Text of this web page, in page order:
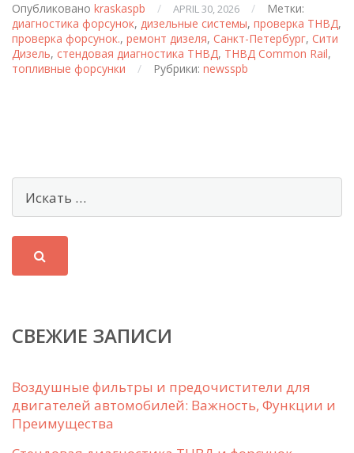
и
форсунок
Опубликовано kraskaspb / APRIL 30, 2026 /
Метки:
диагностика форсунок, дизельные системы, проверка ТНВД,
проверка форсунок., ремонт дизеля, Санкт-Петербург, Сити
Дизель, стендовая диагностика ТНВД, ТНВД Common Rail,
топливные форсунки
/ Рубрики: newsspb
СВЕЖИЕ ЗАПИСИ
Воздушные фильтры и предочистители для
двигателей автомобилей: Важность, Функции и
Преимущества